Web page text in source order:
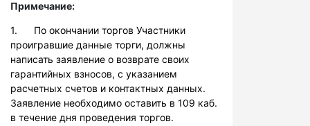
Примечание:
1. По окончании торгов Участники
проигравшие данные торги, должны
написать заявление о возврате своих
гарантийных взносов, с указанием
расчетных счетов и контактных данных.
Заявление необходимо оставить в 109 каб.
в течение дня проведения торгов.